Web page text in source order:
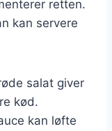
retten.
kan servere
salat giver
kød.
kan løfte